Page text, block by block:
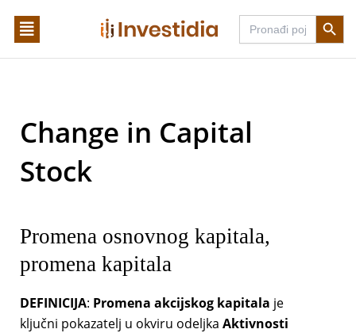
Search
for:
Search
Change in Capital
Stock
Promena osnovnog kapitala,
promena kapitala
DEFINICIJA: Promena akcijskog kapitala je
ključni pokazatelj u okviru odeljka Aktivnosti